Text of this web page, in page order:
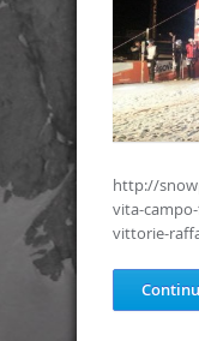
http://
vita-
vittorie-